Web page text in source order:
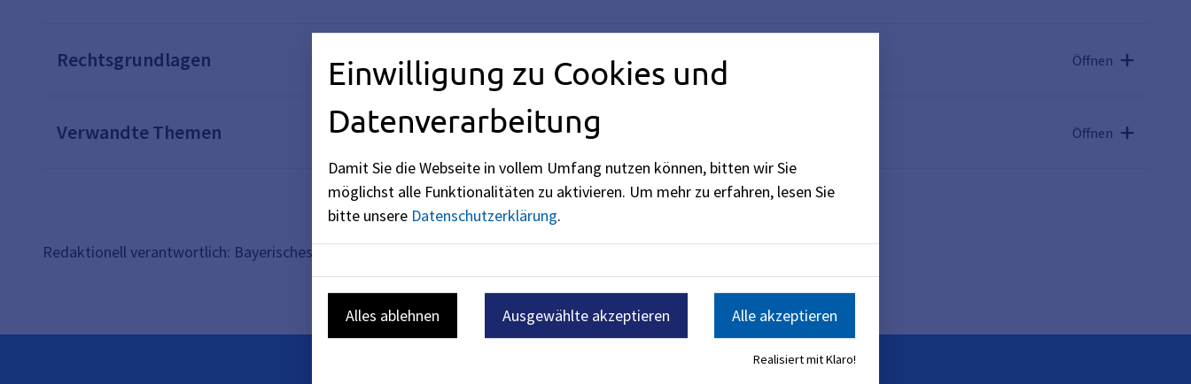
Rechtsgrundlagen Öffnen
Verwandte Themen Öffnen
Redaktionell verantwortlich: Bayerisches Staatsministerium des Innern, für Sport und Integration (siehe
Einwilligung zu Cookies und
Datenverarbeitung
Damit Sie die Webseite in vollem Umfang nutzen können, bitten wir Sie
möglichst alle Funktionalitäten zu aktivieren. Um mehr zu erfahren, lesen Sie
bitte unsere Datenschutzerklärung.
Alles ablehnen Ausgewählte akzeptieren Alle akzeptieren
Realisiert mit Klaro!